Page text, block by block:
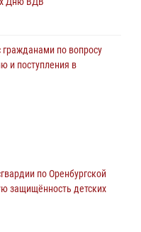
гражданами по вопросу
и поступления в
на праздновании Дня
по Оренбургской
защищённость детских